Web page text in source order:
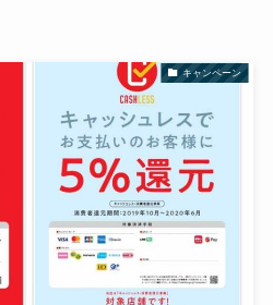
キャンペーン